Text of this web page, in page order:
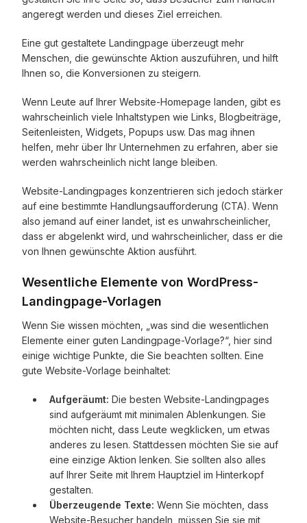
angeregt werden und dieses Ziel erreichen.
Eine gut gestaltete Landingpage überzeugt mehr
Menschen, die gewünschte Aktion auszuführen, und hilft
Ihnen so, die Konversionen zu steigern.
Wenn Leute auf Ihrer Website-Homepage landen, gibt es
wahrscheinlich viele Inhaltstypen wie Links, Blogbeiträge,
Seitenleisten, Widgets, Popups usw. Das mag ihnen
helfen, mehr über Ihr Unternehmen zu erfahren, aber sie
werden wahrscheinlich nicht lange bleiben.
Website-Landingpages konzentrieren sich jedoch stärker
auf eine bestimmte Handlungsaufforderung (CTA). Wenn
also jemand auf einer landet, ist es unwahrscheinlicher,
dass er abgelenkt wird, und wahrscheinlicher, dass er die
von Ihnen gewünschte Aktion ausführt.
Wesentliche Elemente von WordPress-
Landingpage-Vorlagen
Wenn Sie wissen möchten, „was sind die wesentlichen
Elemente einer guten Landingpage-Vorlage?“, hier sind
einige wichtige Punkte, die Sie beachten sollten. Eine
gute Website-Vorlage beinhaltet:
Aufgeräumt: Die besten Website-Landingpages
sind aufgeräumt mit minimalen Ablenkungen. Sie
möchten nicht, dass Leute wegklicken, um etwas
anderes zu lesen. Stattdessen möchten Sie sie auf
eine einzige Aktion lenken. Sie sollten also alles
auf Ihrer Seite mit Ihrem Hauptziel im Hinterkopf
gestalten.
Überzeugende Texte: Wenn Sie möchten, dass
Website-Besucher handeln, müssen Sie sie mit